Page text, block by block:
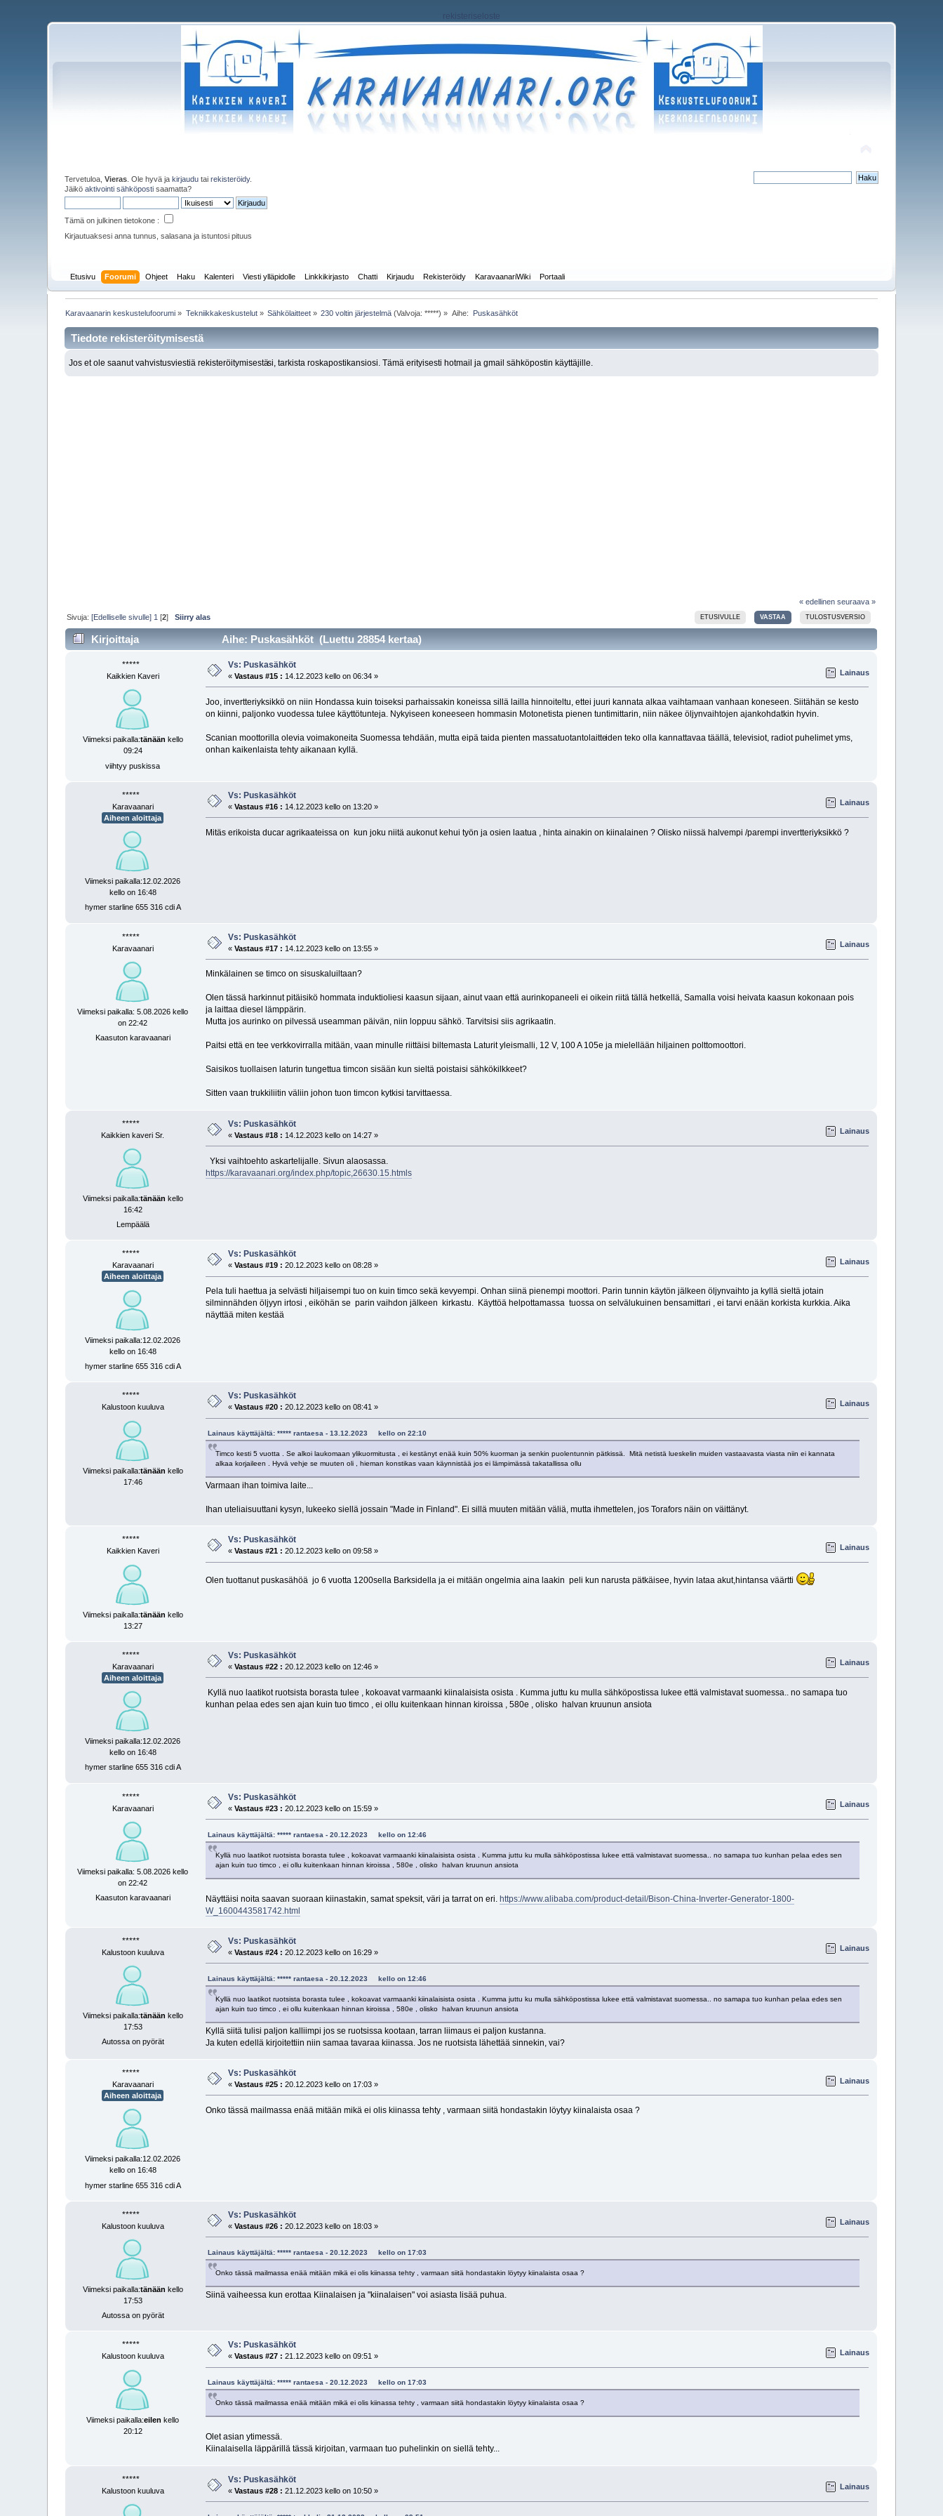
rekisteriseloste
Tervetuloa,Vieras . Ole hyvä jakirjaudu tairekisteröidy.
Jäiköaktivointi sähköposti saamatta?
Tämä on julkinen tietokone :
Kirjautuaksesi anna tunnus, salasana ja istuntosi pituus
Etusivu Foorumi Ohjeet Haku Kalenteri Viesti ylläpidolle Linkkikirjasto Chatti Kirjaudu Rekisteröidy KaravaanariWiki Portaali
Karavaanarin keskustelufoorumi » Tekniikkakeskustelut» Sähkölaitteet » 230 voltin järjestelmä (Valvoja: *****) » Aihe: Puskasähköt
Tiedote rekisteröitymisestä
Jos et ole saanut vahvistusviestiä rekisteröitymisestäsi, tarkista roskapostikansiosi. Tämä erityisesti hotmail ja gmail sähköpostin käyttäjille.
« edellinen seuraava »
ETUSIVULLE VASTAA TULOSTUSVERSIO
Sivuja: [Edelliselle sivulle] 1 [2]Siirry alas
Kirjoittaja Aihe: Puskasähköt (Luettu 28854 kertaa)
*****
Kaikkien Kaveri
Viimeksi paikalla:tänään kello
09:24
viihtyy puskissa
Vs: Puskasähköt
«Vastaus #15 : 14.12.2023 kello on 06:34 » Lainaus
Joo, invertteriyksikkö on niin Hondassa kuin toiseksi parhaissakin koneissa sillä lailla hinnoiteltu, ettei juuri kannata alkaa vaihtamaan vanhaan koneseen. Siitähän se kesto
on kiinni, paljonko vuodessa tulee käyttötunteja. Nykyiseen koneeseen hommasin Motonetista pienen tuntimittarin, niin näkee öljynvaihtojen ajankohdatkin hyvin.
Scanian moottorilla olevia voimakoneita Suomessa tehdään, mutta eipä taida pienten massatuotantolaitteiden teko olla kannattavaa täällä, televisiot, radiot puhelimet yms,
onhan kaikenlaista tehty aikanaan kyllä.
*****
Karavaanari
Aiheen aloittaja
Viimeksi paikalla:12.02.2026
kello on 16:48
hymer starline 655 316 cdi A
Vs: Puskasähköt
«Vastaus #16 : 14.12.2023 kello on 13:20 » Lainaus
Mitäs erikoista ducar agrikaateissa on kun joku niitä aukonut kehui työn ja osien laatua , hinta ainakin on kiinalainen ? Olisko niissä halvempi /parempi invertteriyksikkö ?
*****
Karavaanari
Viimeksi paikalla: 5.08.2026 kello
on 22:42
Kaasuton karavaanari
Vs: Puskasähköt
«Vastaus #17 : 14.12.2023 kello on 13:55 » Lainaus
Minkälainen se timco on sisuskaluiltaan?
Olen tässä harkinnut pitäisikö hommata induktioliesi kaasun sijaan, ainut vaan että aurinkopaneeli ei oikein riitä tällä hetkellä, Samalla voisi heivata kaasun kokonaan pois
ja laittaa diesel lämppärin.
Mutta jos aurinko on pilvessä useamman päivän, niin loppuu sähkö. Tarvitsisi siis agrikaatin.
Paitsi että en tee verkkovirralla mitään, vaan minulle riittäisi biltemasta Laturit yleismalli, 12 V, 100 A 105e ja mielellään hiljainen polttomoottori.
Saisikos tuollaisen laturin tungettua timcon sisään kun sieltä poistaisi sähkökilkkeet?
Sitten vaan trukkiliitin väliin johon tuon timcon kytkisi tarvittaessa.
*****
Kaikkien kaveri Sr.
Viimeksi paikalla:tänään kello
16:42
Lempäälä
Vs: Puskasähköt
«Vastaus #18 : 14.12.2023 kello on 14:27 » Lainaus
Yksi vaihtoehto askartelijalle. Sivun alaosassa.
https://karavaanari.org/index.php/topic,26630.15.htmls
*****
Karavaanari
Aiheen aloittaja
Viimeksi paikalla:12.02.2026
kello on 16:48
hymer starline 655 316 cdi A
Vs: Puskasähköt
«Vastaus #19 : 20.12.2023 kello on 08:28 » Lainaus
Pela tuli haettua ja selvästi hiljaisempi tuo on kuin timco sekä kevyempi. Onhan siinä pienempi moottori. Parin tunnin käytön jälkeen öljynvaihto ja kyllä sieltä jotain
silminnähden öljyyn irtosi , eiköhän se parin vaihdon jälkeen kirkastu. Käyttöä helpottamassa tuossa on selvälukuinen bensamittari , ei tarvi enään korkista kurkkia. Aika
näyttää miten kestää
*****
Kalustoon kuuluva
Viimeksi paikalla:tänään kello
17:46
Vs: Puskasähköt
«Vastaus #20 : 20.12.2023 kello on 08:41 » Lainaus
Lainaus käyttäjältä: ***** rantaesa - 13.12.2023 kello on 22:10
Timco kesti 5 vuotta . Se alkoi laukomaan ylikuormitusta , ei kestänyt enää kuin 50% kuorman ja senkin puolentunnin pätkissä. Mitä netistä lueskelin muiden vastaavasta viasta niin ei kannata
alkaa korjaileen . Hyvä vehje se muuten oli , hieman konstikas vaan käynnistää jos ei lämpimässä takatallissa ollu
Varmaan ihan toimiva laite...
Ihan uteliaisuuttani kysyn, lukeeko siellä jossain "Made in Finland". Ei sillä muuten mitään väliä, mutta ihmettelen, jos Torafors näin on väittänyt.
*****
Kaikkien Kaveri
Viimeksi paikalla:tänään kello
13:27
Vs: Puskasähköt
«Vastaus #21 : 20.12.2023 kello on 09:58 » Lainaus
Olen tuottanut puskasähöä jo 6 vuotta 1200sella Barksidella ja ei mitään ongelmia aina laakin peli kun narusta pätkäisee, hyvin lataa akut,hintansa väärtti
*****
Karavaanari
Aiheen aloittaja
Viimeksi paikalla:12.02.2026
kello on 16:48
hymer starline 655 316 cdi A
Vs: Puskasähköt
«Vastaus #22 : 20.12.2023 kello on 12:46 » Lainaus
Kyllä nuo laatikot ruotsista borasta tulee , kokoavat varmaanki kiinalaisista osista . Kumma juttu ku mulla sähköpostissa lukee että valmistavat suomessa.. no samapa tuo
kunhan pelaa edes sen ajan kuin tuo timco , ei ollu kuitenkaan hinnan kiroissa , 580e , olisko halvan kruunun ansiota
*****
Karavaanari
Viimeksi paikalla: 5.08.2026 kello
on 22:42
Kaasuton karavaanari
Vs: Puskasähköt
«Vastaus #23 : 20.12.2023 kello on 15:59 » Lainaus
Lainaus käyttäjältä: ***** rantaesa - 20.12.2023 kello on 12:46
Kyllä nuo laatikot ruotsista borasta tulee , kokoavat varmaanki kiinalaisista osista . Kumma juttu ku mulla sähköpostissa lukee että valmistavat suomessa.. no samapa tuo kunhan pelaa edes sen
ajan kuin tuo timco , ei ollu kuitenkaan hinnan kiroissa , 580e , olisko halvan kruunun ansiota
Näyttäisi noita saavan suoraan kiinastakin, samat speksit, väri ja tarrat on eri. https://www.alibaba.com/product-detail/Bison-China-Inverter-Generator-1800-
W_1600443581742.html
*****
Kalustoon kuuluva
Viimeksi paikalla:tänään kello
17:53
Autossa on pyörät
Vs: Puskasähköt
«Vastaus #24 : 20.12.2023 kello on 16:29 » Lainaus
Lainaus käyttäjältä: ***** rantaesa - 20.12.2023 kello on 12:46
Kyllä nuo laatikot ruotsista borasta tulee , kokoavat varmaanki kiinalaisista osista . Kumma juttu ku mulla sähköpostissa lukee että valmistavat suomessa.. no samapa tuo kunhan pelaa edes sen
ajan kuin tuo timco , ei ollu kuitenkaan hinnan kiroissa , 580e , olisko halvan kruunun ansiota
Kyllä siitä tulisi paljon kalliimpi jos se ruotsissa kootaan, tarran liimaus ei paljon kustanna.
Ja kuten edellä kirjoitettiin niin samaa tavaraa kiinassa. Jos ne ruotsista lähettää sinnekin, vai?
*****
Karavaanari
Aiheen aloittaja
Viimeksi paikalla:12.02.2026
kello on 16:48
hymer starline 655 316 cdi A
Vs: Puskasähköt
«Vastaus #25 : 20.12.2023 kello on 17:03 » Lainaus
Onko tässä mailmassa enää mitään mikä ei olis kiinassa tehty , varmaan siitä hondastakin löytyy kiinalaista osaa ?
*****
Kalustoon kuuluva
Viimeksi paikalla:tänään kello
17:53
Autossa on pyörät
Vs: Puskasähköt
«Vastaus #26 : 20.12.2023 kello on 18:03 » Lainaus
Lainaus käyttäjältä: ***** rantaesa - 20.12.2023 kello on 17:03
Onko tässä mailmassa enää mitään mikä ei olis kiinassa tehty , varmaan siitä hondastakin löytyy kiinalaista osaa ?
Siinä vaiheessa kun erottaa Kiinalaisen ja "kiinalaisen" voi asiasta lisää puhua.
*****
Kalustoon kuuluva
Viimeksi paikalla:eilen kello
20:12
Vs: Puskasähköt
«Vastaus #27 : 21.12.2023 kello on 09:51 » Lainaus
Lainaus käyttäjältä: ***** rantaesa - 20.12.2023 kello on 17:03
Onko tässä mailmassa enää mitään mikä ei olis kiinassa tehty , varmaan siitä hondastakin löytyy kiinalaista osaa ?
Olet asian ytimessä.
Kiinalaisella läppärillä tässä kirjoitan, varmaan tuo puhelinkin on siellä tehty...
*****
Kalustoon kuuluva
Vs: Puskasähköt
«Vastaus #28 : 21.12.2023 kello on 10:50 » Lainaus